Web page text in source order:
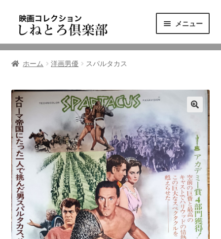
ゲ
シ
ン
へ
ス
キ
ッ
プ
テ
ツ
ス
キ
ッ
プ
メニュー
ニュース
東三河の映画館
しねとろ倶楽部について
リンクの旅
ホーム 洋画男優 スパルタカス